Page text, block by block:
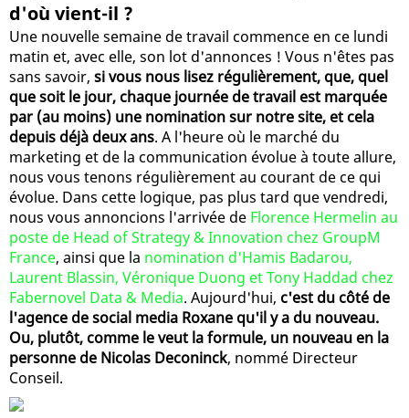
d'où vient-il ?
Une nouvelle semaine de travail commence en ce lundi
matin et, avec elle, son lot d'annonces ! Vous n'êtes pas
sans savoir, si vous nous lisez régulièrement, que, quel
que soit le jour, chaque journée de travail est marquée
par (au moins) une nomination sur notre site, et cela
depuis déjà deux ans. A l'heure où le marché du
marketing et de la communication évolue à toute allure,
nous vous tenons régulièrement au courant de ce qui
évolue. Dans cette logique, pas plus tard que vendredi,
nous vous annoncions l'arrivée de Florence Hermelin au
poste de Head of Strategy & Innovation chez GroupM
France, ainsi que la nomination d'Hamis Badarou,
Laurent Blassin, Véronique Duong et Tony Haddad chez
Fabernovel Data & Media. Aujourd'hui, c'est du côté de
l'agence de social media Roxane qu'il y a du nouveau.
Ou, plutôt, comme le veut la formule, un nouveau en la
personne de Nicolas Deconinck, nommé Directeur
Conseil.